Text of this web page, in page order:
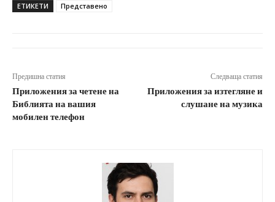
ЕТИКЕТИ Представено
Предишна статия
Приложения за четене на
Библията на вашия
мобилен телефон
Следваща статия
Приложения за изтегляне и
слушане на музика